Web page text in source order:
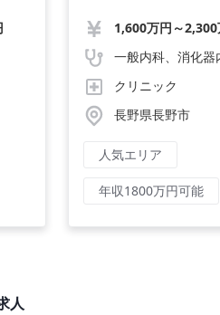
収2,000万円〜/週4日
代までの先生活躍中
1,600万円～
クリニック
長野県長野市
人気エリア
年収1800万円可能
人